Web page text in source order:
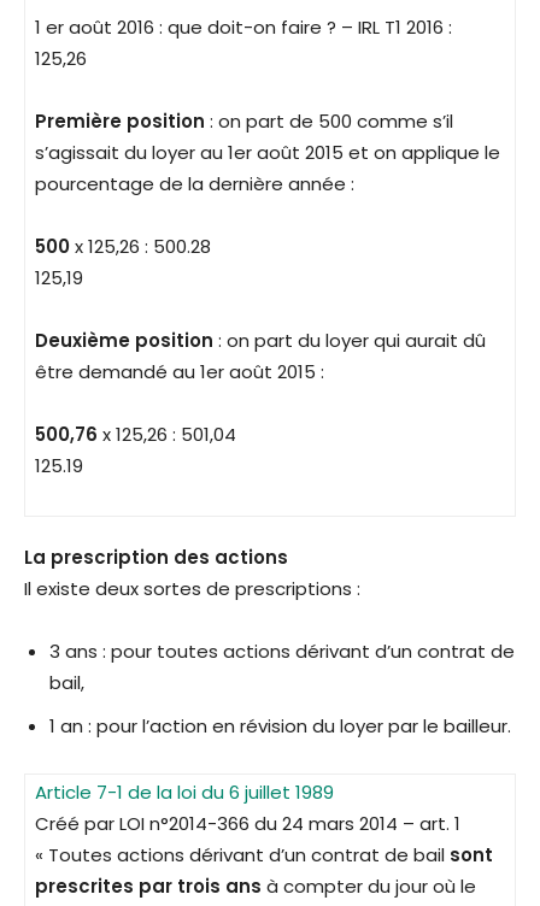
1 er août 2016 : que doit-on faire ? – IRL T1 2016 :
125,26
Première position : on part de 500 comme s’il
s’agissait du loyer au 1er août 2015 et on applique le
pourcentage de la dernière année :
500x 125,26 : 500.28
125,19
Deuxième position : on part du loyer qui aurait dû
être demandé au 1er août 2015 :
500,76 x 125,26 : 501,04
125.19
La prescription des actions
Il existe deux sortes de prescriptions :
3 ans : pour toutes actions dérivant d’un contrat de
bail,
1 an : pour l’action en révision du loyer par le bailleur.
Article 7-1 de la loi du 6 juillet 1989
Créé par LOI n°2014-366 du 24 mars 2014 – art. 1
« Toutes actions dérivant d’un contrat de bail sont
prescrites par trois ans à compter du jour où le